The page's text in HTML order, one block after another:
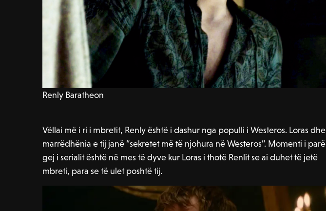
Renly Baratheon
Vëllai më i ri i mbretit, Renly është i dashur nga populli i Westeros. Loras dhe
marrëdhënia e tij janë “sekretet më të njohura në Westeros”. Momenti i parë
gej i serialit është në mes të dyve kur Loras i thotë Renlit se ai duhet të jetë
mbreti, para se të ulet poshtë tij.